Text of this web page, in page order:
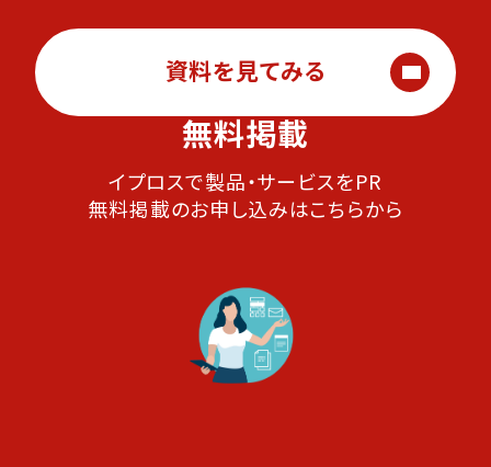
資料を見てみる
無料掲載
イプロスで製品・サービスをPR
無料掲載のお申し込みはこちらから